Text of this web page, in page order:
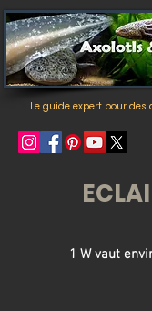
Le guide expert pour
1 W vaut